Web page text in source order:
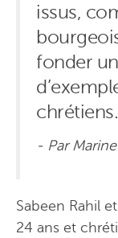
issus,
fonder
chrétiens.
- Par
Sabeen Rahil
24 ans et